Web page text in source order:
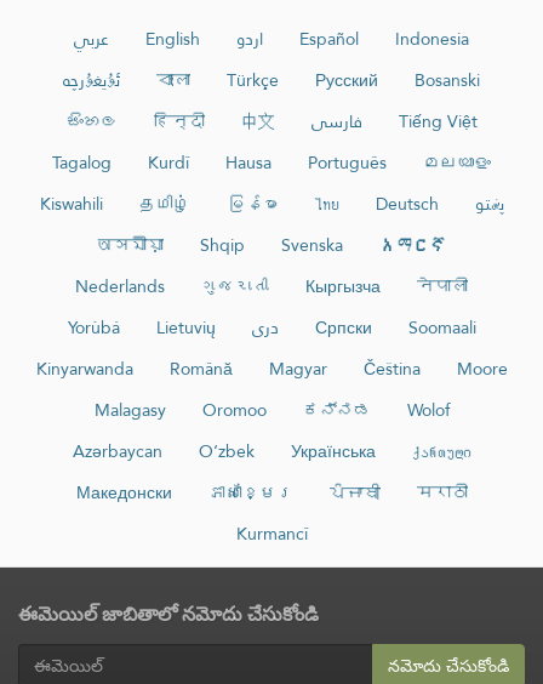
عربي English اردو Español
Indonesia
ئۇيغۇرچە
বাংলা Türkçe Русский
Bosanski
සිංහල
हिन्दी 中文 فارسی
Tiếng Việt
Tagalog
Kurdî Hausa Português
മലയാളം
Kiswahili
தமிழ் မြန်မာ ไทย Deutsch
پښتو
অসমীয়া
Shqip Svenska
አማርኛ
Nederlands
ગુજરાતી Кыргызча
नेपाली
Yorùbá
Lietuvių دری Српски
Soomaali
Kinyarwanda
Română Magyar Čeština
Moore
Malagasy
Oromoo ಕನ್ನಡ
Wolof
Azərbaycan
O‘zbek Українська
ქართული
Македонски
ភាសាខ្មែរ ਪੰਜਾਬੀ
मराठी
Kurmancî
ఈమెయిల్ జాబితాలో నమోదు చేసుకోండి
నమోదు చేసుకోండి